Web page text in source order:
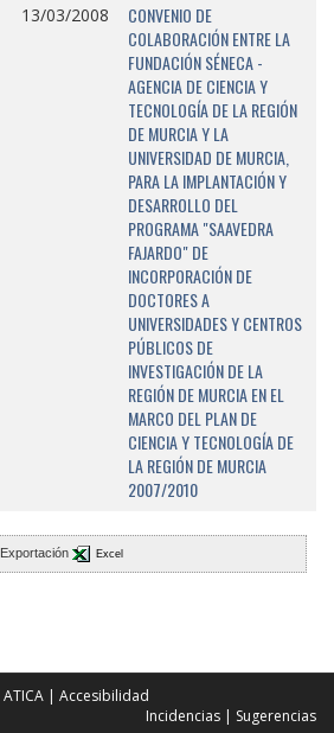
13/03/2008
CONVENIO DE
COLABORACIÓN ENTRE LA
FUNDACIÓN SÉNECA -
AGENCIA DE CIENCIA Y
TECNOLOGÍA DE LA REGIÓN
DE MURCIA Y LA
UNIVERSIDAD DE MURCIA,
PARA LA IMPLANTACIÓN Y
DESARROLLO DEL
PROGRAMA "SAAVEDRA
FAJARDO" DE
INCORPORACIÓN DE
DOCTORES A
UNIVERSIDADES Y CENTROS
PÚBLICOS DE
INVESTIGACIÓN DE LA
REGIÓN DE MURCIA EN EL
MARCO DEL PLAN DE
CIENCIA Y TECNOLOGÍA DE
LA REGIÓN DE MURCIA
2007/2010
Exportación Excel
ATICA | Accesibilidad
Incidencias | Sugerencias